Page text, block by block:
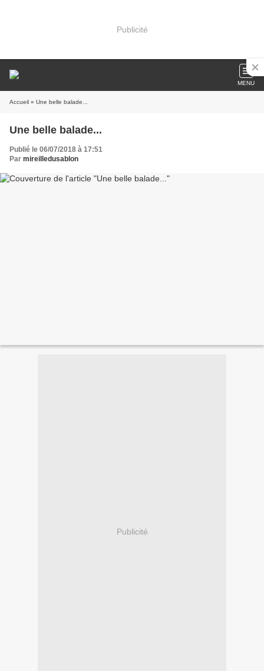
Publicité
MENU
Accueil » Une belle balade...
Une belle balade...
Publié le 06/07/2018 à 17:51
Par mireilledusablon
Publicité